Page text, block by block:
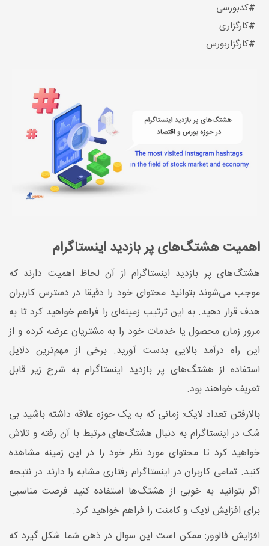
#کدبورسی
#کارگزاری
#کارگزاربورس
اهمیت هشتگ‌های پر بازدید اینستاگرام
هشتگ‌های پر بازدید اینستاگرام از آن لحاظ اهمیت دارند که
موجب می‌شوند بتوانید محتوای خود را دقیقا در دسترس کاربران
هدف قرار دهید. به این ترتیب زمینه‌ای را فراهم خواهید کرد تا به
مرور زمان محصول یا خدمات خود را به مشتریان عرضه کرده و از
این راه درآمد بالایی بدست آورید. برخی از مهم‌ترین دلایل
استفاده از هشتگ‌های پر بازدید اینستاگرام به شرح زیر قابل
تعریف خواهند بود.
بالارفتن تعداد لایک: زمانی که به یک حوزه علاقه داشته باشید بی
شک در اینستاگرام به دنبال هشتگ‌های مرتبط با آن رفته و تلاش
خواهید کرد تا محتوای مورد نظر خود را در این زمینه مشاهده
کنید. تمامی کاربران در اینستاگرام رفتاری مشابه را دارند در نتیجه
اگر بتوانید به خوبی از هشتگ‌ها استفاده کنید فرصت مناسبی
برای افزایش لایک و کامنت را فراهم خواهید کرد.
افزایش فالوور: ممکن است این سوال در ذهن شما شکل گیرد که